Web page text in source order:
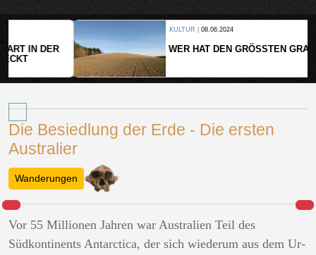
WER HAT DEN GRÖSSTEN GRABHÜGEL?
Die Besiedlung der Erde - Die ersten
Australier
Wanderungen
Vor 55 Millionen Jahren war Australien Teil des
Südkontinents Antarctica, der sich wiederum aus dem Ur-